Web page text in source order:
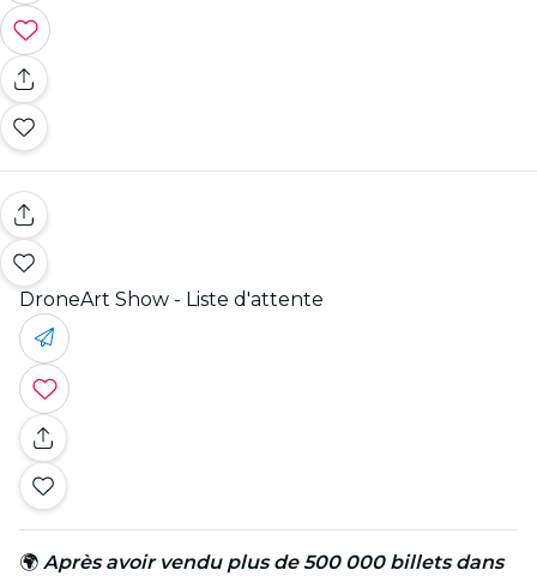
DroneArt Show - Liste d'attente
🌍 Après avoir vendu plus de 500 000 billets dans